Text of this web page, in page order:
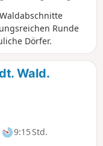
Runde
Dörfer.
Wald.
9:15 Std.